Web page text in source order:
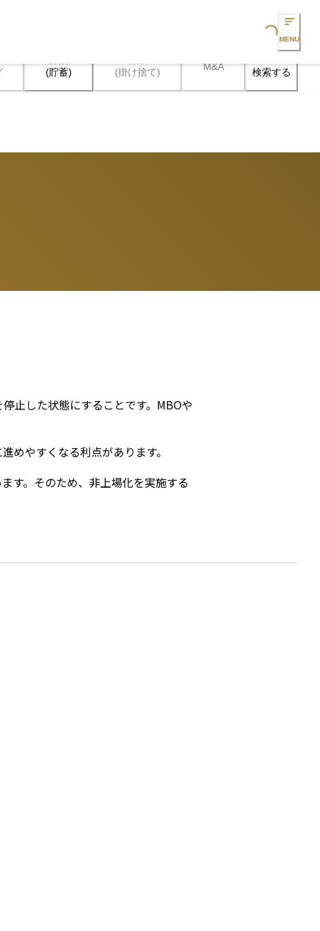
Loading...
MENU
(貯蓄)
(掛け捨て)
M&A 検索する
止した状態にすることです。MBOや
めやすくなる利点があります。
す。そのため、非上場化を実施する